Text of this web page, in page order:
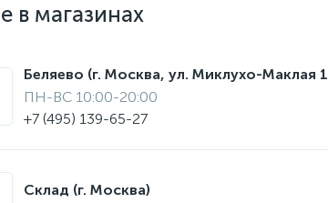
в магазинах
Беляево (г. Москва, ул. Миклухо-Маклая
ПН-ВС 10:00-20:00
+7 (495) 139-65-27
Склад (г. Москва)